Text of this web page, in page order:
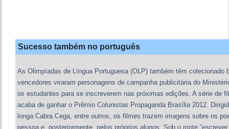
Sucesso também no português
As Olimpíadas de Língua Portuguesa (OLP) também têm colecionado
vencedores viraram personagens de campanha publicitária do
os estudantes para se inscreverem nas próximas edições. A série de
acaba de ganhar o Prêmio Colunistas Propaganda Brasília 2012.
longa Cabra Cega, entre outros, os filmes trazem imagens sobre os
pessoa e, posteriormente, pelos próprios alunos. Sob o mote